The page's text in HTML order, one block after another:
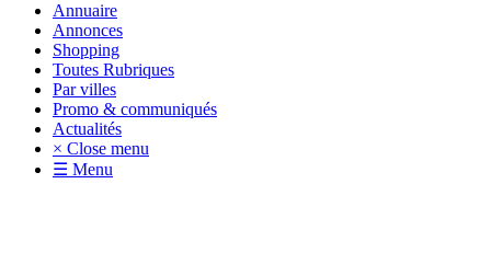
Annuaire
Annonces
Shopping
Toutes Rubriques
Par villes
Promo & communiqués
Actualités
× Close menu
☰ Menu